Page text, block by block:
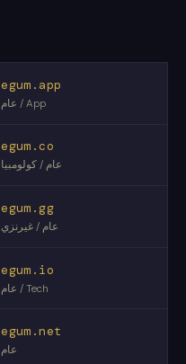
egum.app
عام / App
egum.co
عام / كولومبيا
egum.gg
عام / غيرنزي
egum.io
عام / Tech
egum.net
عام